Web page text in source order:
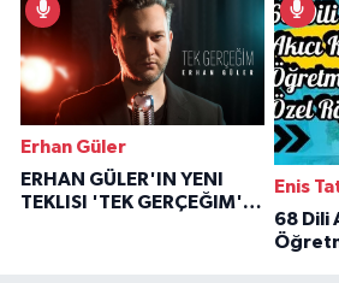
Erhan Güler
ERHAN GÜLER'IN YENI
TEKLISI 'TEK GERÇEĞIM'LE
Enis
68 Dili